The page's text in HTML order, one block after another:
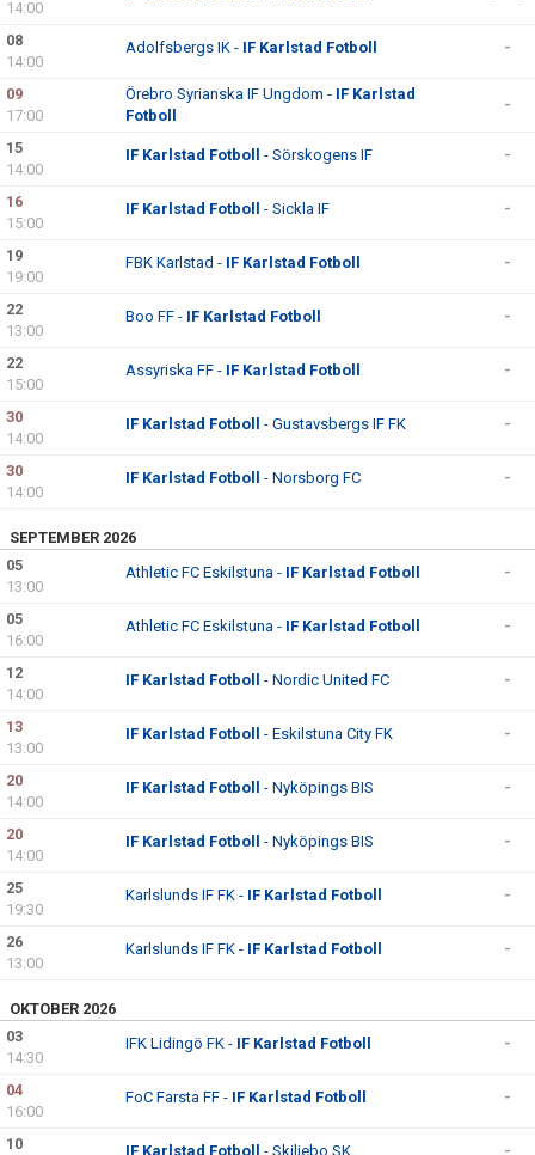
14:00
08
14:00
Adolfsbergs IK - IF Karlstad Fotboll -
09
17:00
Örebro Syrianska IF Ungdom - IF Karlstad
Fotboll
-
15
14:00
IF Karlstad Fotboll - Sörskogens IF -
16
15:00
IF Karlstad Fotboll - Sickla IF -
19
19:00
FBK Karlstad - IF Karlstad Fotboll -
22
13:00
Boo FF - IF Karlstad Fotboll -
22
15:00
Assyriska FF - IF Karlstad Fotboll -
30
14:00
IF Karlstad Fotboll - Gustavsbergs IF FK -
30
14:00
IF Karlstad Fotboll - Norsborg FC -
SEPTEMBER 2026
05
13:00
Athletic FC Eskilstuna - IF Karlstad Fotboll -
05
16:00
Athletic FC Eskilstuna - IF Karlstad Fotboll -
12
14:00
IF Karlstad Fotboll - Nordic United FC -
13
13:00
IF Karlstad Fotboll - Eskilstuna City FK -
20
14:00
IF Karlstad Fotboll - Nyköpings BIS -
20
14:00
IF Karlstad Fotboll - Nyköpings BIS -
25
19:30
Karlslunds IF FK - IF Karlstad Fotboll -
26
13:00
Karlslunds IF FK - IF Karlstad Fotboll -
OKTOBER 2026
03
14:30
IFK Lidingö FK - IF Karlstad Fotboll -
04
16:00
FoC Farsta FF - IF Karlstad Fotboll -
10 IF Karlstad Fotboll - Skiljebo SK -